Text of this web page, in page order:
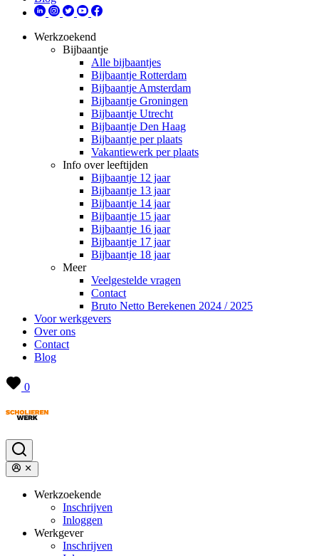
Werkzoekend
Bijbaantje
Alle bijbaantjes
Bijbaantje Rotterdam
Bijbaantje Amsterdam
Bijbaantje Groningen
Bijbaantje Utrecht
Bijbaantje Den Haag
Bijbaantje per plaats
Vakantiewerk per plaats
Info over leeftijden
Bijbaantje 12 jaar
Bijbaantje 13 jaar
Bijbaantje 14 jaar
Bijbaantje 15 jaar
Bijbaantje 16 jaar
Bijbaantje 17 jaar
Bijbaantje 18 jaar
Meer
Veelgestelde vragen
Contact
Bruto Netto Berekenen 2024 / 2025
Voor werkgevers
Over ons
Contact
Blog
0
Werkzoekende
Inschrijven
Inloggen
Werkgever
Inschrijven